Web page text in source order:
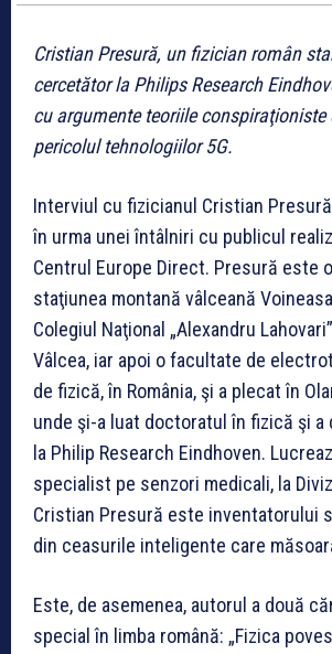
Cristian Presură, un fizician român
cercetător la Philips Research
cu argumente teoriile conspiraţioniste
pericolul tehnologiilor 5G.
Interviul cu fizicianul Cristian
în urma unei întâlniri cu publicul
Centrul Europe Direct. Presură este
staţiunea montană vâlceană
Colegiul Naţional „Alexandru
Vâlcea, iar apoi o facultate de
de fizică, în România, şi a plecat în
unde şi-a luat doctoratul în fizică şi a
la Philip Research Eindhoven.
specialist pe senzori medicali, la
Cristian Presură este inventatorului
din ceasurile inteligente care
Este, de asemenea, autorul a două
special în limba română: „Fizica